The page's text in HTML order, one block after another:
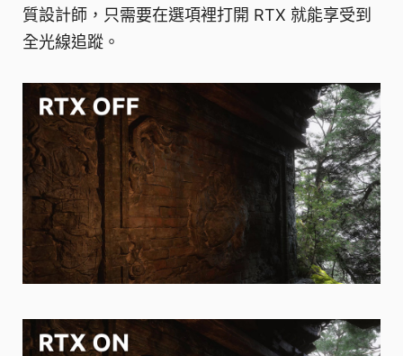
質設計師，只需要在選項裡打開 RTX 就能享受到
全光線追蹤。